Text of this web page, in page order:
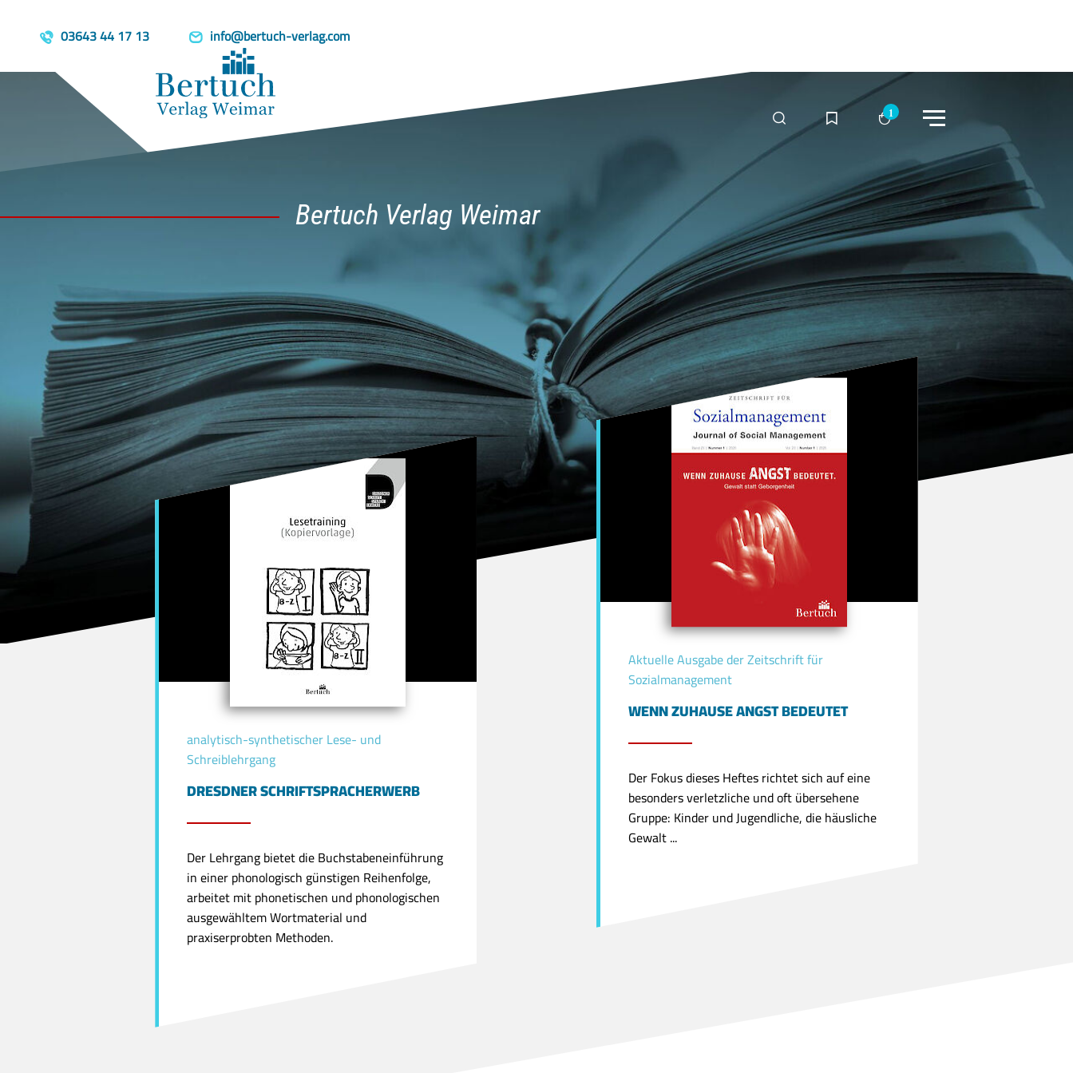
03643 44 17 13 info@bertuch-verlag.com
Merkliste Warenkorb
Bertuch Verlag Weimar
Bertuch Verlag Weimar
analytisch-synthetischer Lese- und
Schreiblehrgang
DRESDNER SCHRIFTSPRACHERWERB
Der Lehrgang bietet die Buchstabeneinführung
in einer phonologisch günstigen Reihenfolge,
arbeitet mit phonetischen und phonologischen
ausgewähltem Wortmaterial und
praxiserprobten Methoden.
Aktuelle Ausgabe der Zeitschrift für
Sozialmanagement
WENN ZUHAUSE ANGST BEDEUTET
Der Fokus dieses Heftes richtet sich auf eine
besonders verletzliche und oft übersehene
Gruppe: Kinder und Jugendliche, die häusliche
Gewalt ...